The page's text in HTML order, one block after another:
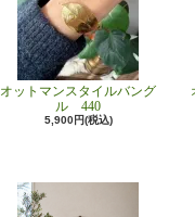
オットマンスタイルバング
ル 440
5,900円(税込)